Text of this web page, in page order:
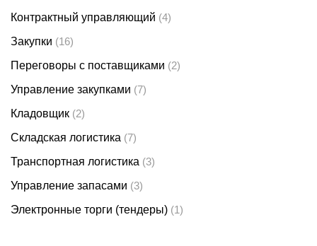
Контрактный управляющий (4)
Закупки (16)
Переговоры с поставщиками (2)
Управление закупками (7)
Кладовщик (2)
Складская логистика (7)
Транспортная логистика (3)
Управление запасами (3)
Электронные торги (тендеры) (1)